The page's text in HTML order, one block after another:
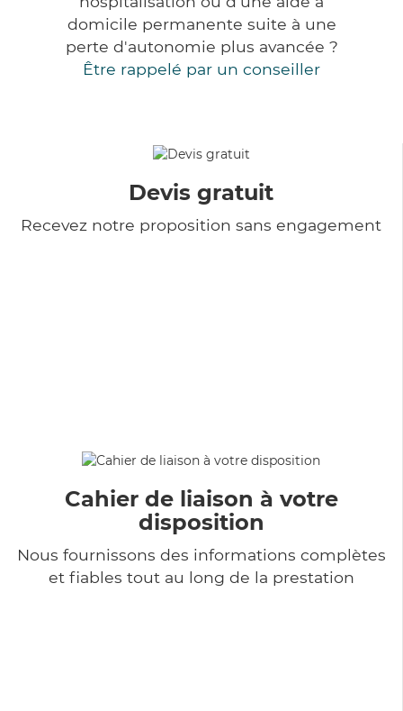
domicile permanente suite à une
perte d'autonomie plus avancée ?
Être rappelé par un conseiller
Devis gratuit
Recevez notre proposition sans engagement
Cahier de liaison à votre
disposition
Nous fournissons des informations complètes
et fiables tout au long de la prestation